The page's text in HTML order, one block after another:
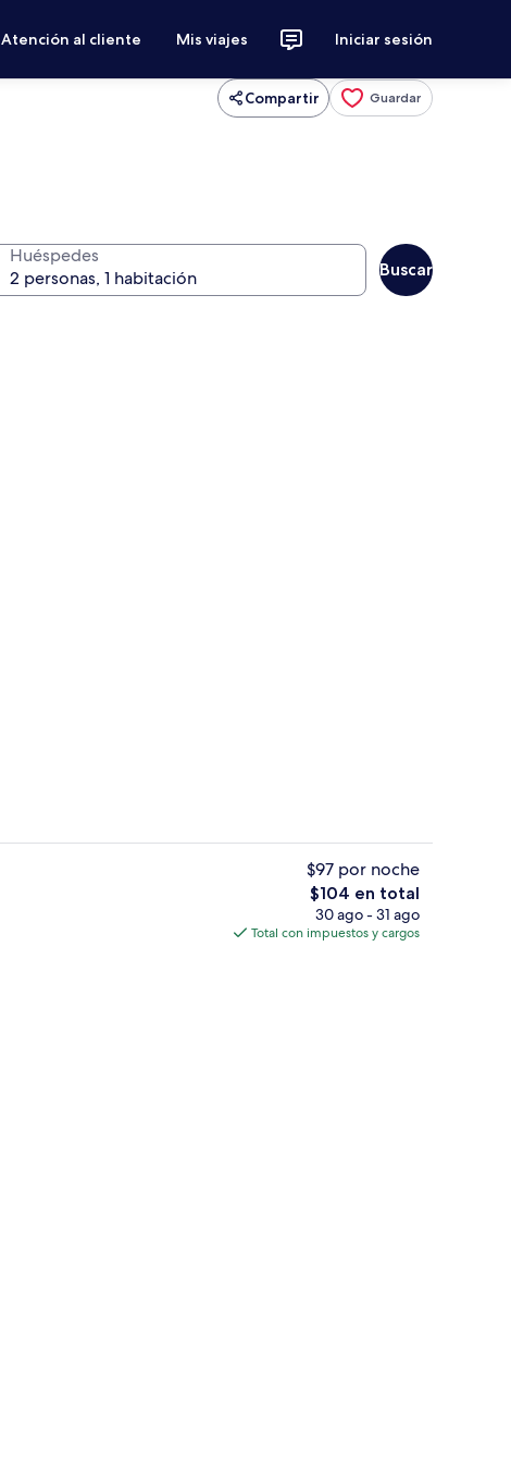
Atención al cliente Mis viajes Iniciar sesión
Compartir Guardar
Huéspedes
Buscar
Terraza o patio
$97 por noche
El
precio
total
$104 en total
30 ago - 31 ago
Total con impuestos y cargos